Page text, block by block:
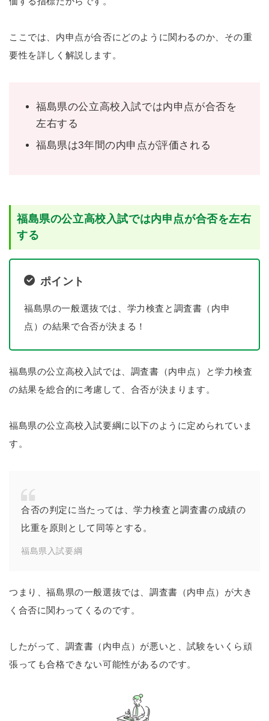
ここでは、内申点が合否にどのように関わるのか、その重
要性を詳しく解説します。
福島県の公立高校入試では内申点が合否を
左右する
福島県は3年間の内申点が評価される
福島県の公立高校入試では内申点が合否を左右
する
ポイント
福島県の一般選抜では、学力検査と調査書（内申
点）の結果で合否が決まる！
福島県の公立高校入試では、調査書（内申点）と学力検査
の結果を総合的に考慮して、合否が決まります。
福島県の公立高校入試要綱に以下のように定められていま
す。
合否の判定に当たっては、学力検査と調査書の成績の
比重を原則として同等とする。
福島県入試要綱
つまり、福島県の一般選抜では、調査書（内申点）が大き
く合否に関わってくるのです。
したがって、調査書（内申点）が悪いと、試験をいくら頑
張っても合格できない可能性があるのです。